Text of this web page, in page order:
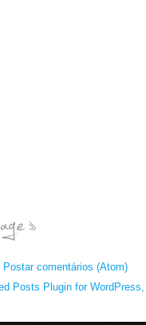
Postar comentários (Atom)